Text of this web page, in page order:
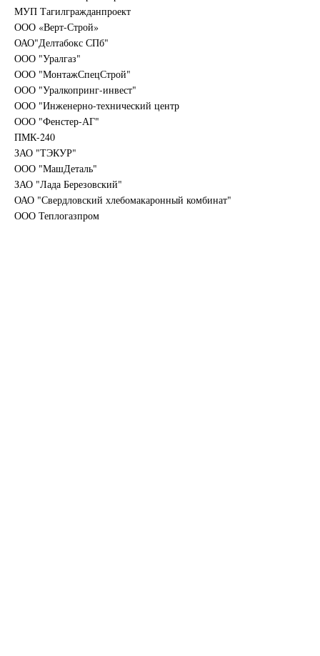
МУП Тагилгражданпроект
ООО «Верт-Строй»
ОАО"Делтабокс СПб"
ООО "Уралгаз"
ООО "МонтажСпецСтрой"
ООО "Уралкопринг-инвест"
ООО "Инженерно-технический центр
ООО "Фенстер-АГ"
ПМК-240
ЗАО "ТЭКУР"
ООО "МашДеталь"
ЗАО "Лада Березовский"
ОАО "Свердловский хлебомакаронный комбинат"
ООО Теплогазпром